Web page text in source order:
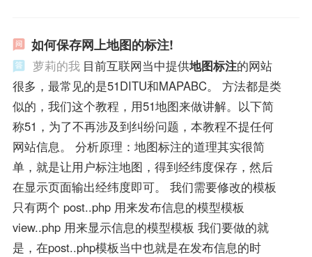
如何保存网上地图的标注!
萝莉的我 目前互联网当中提供地图标注的网站
很多，最常见的是51DITU和MAPABC。 方法都是类
似的，我们这个教程，用51地图来做讲解。以下简
称51，为了不再涉及到纠纷问题，本教程不提任何
网站信息。 分析原理：地图标注的道理其实很简
单，就是让用户标注地图，得到经纬度保存，然后
在显示页面输出经纬度即可。 我们需要修改的模板
只有两个 post..php 用来发布信息的模型模板
view..php 用来显示信息的模型模板 我们要做的就
是，在post..php模板当中也就是在发布信息的时